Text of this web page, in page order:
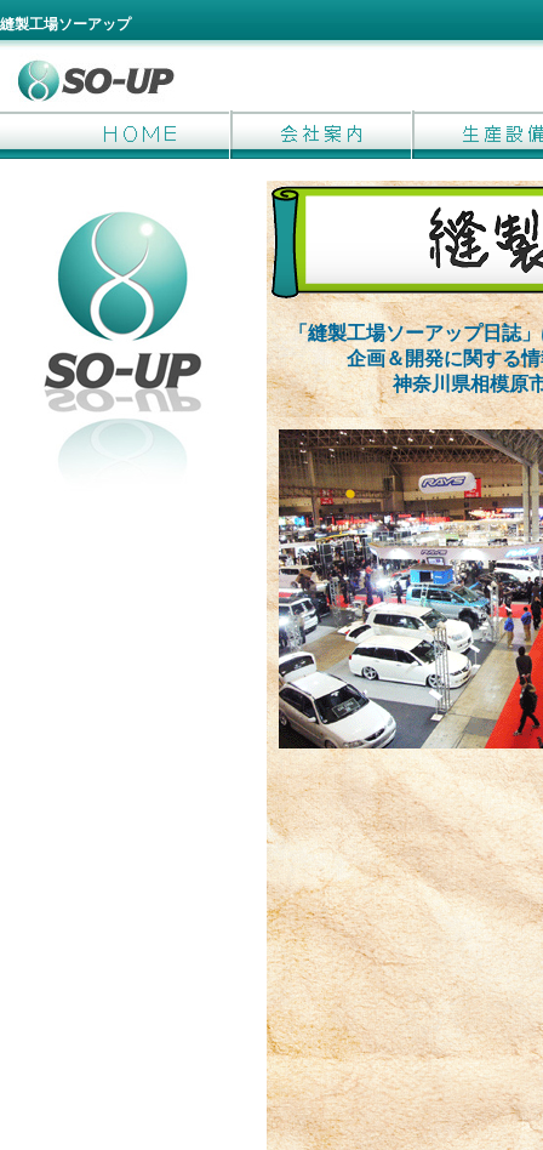
縫製工場ソーアップ
「縫製工場ソーアップ日誌
企画＆開発に関する
神奈川県相模原